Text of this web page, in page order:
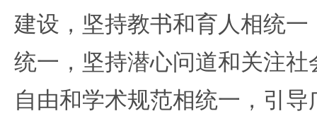
建设，坚持教书和育人相统
统一，坚持潜心问道和关注
自由和学术规范相统一，引